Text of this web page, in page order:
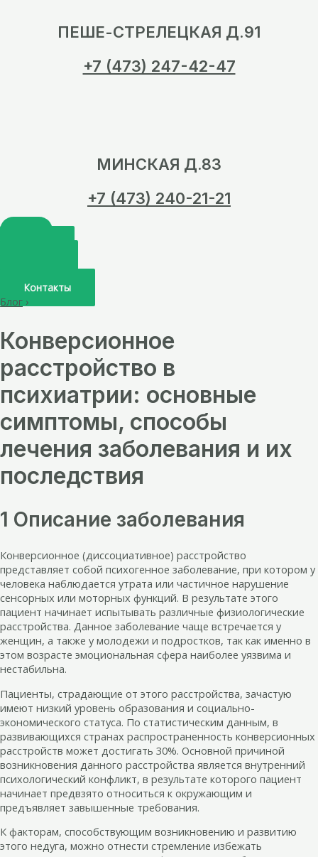
ПЕШЕ-СТРЕЛЕЦКАЯ Д.91
+7 (473) 247-42-47
МИНСКАЯ Д.83
+7 (473) 240-21-21
Контакты
Блог ›
Конверсионное
расстройство в
психиатрии: основные
симптомы, способы
лечения заболевания и их
последствия
1 Описание заболевания
Конверсионное (диссоциативное) расстройство
представляет собой психогенное заболевание, при котором у
человека наблюдается утрата или частичное нарушение
сенсорных или моторных функций. В результате этого
пациент начинает испытывать различные физиологические
расстройства. Данное заболевание чаще встречается у
женщин, а также у молодежи и подростков, так как именно в
этом возрасте эмоциональная сфера наиболее уязвима и
нестабильна.
Пациенты, страдающие от этого расстройства, зачастую
имеют низкий уровень образования и социально-
экономического статуса. По статистическим данным, в
развивающихся странах распространенность конверсионных
расстройств может достигать 30%. Основной причиной
возникновения данного расстройства является внутренний
психологический конфликт, в результате которого пациент
начинает предвзято относиться к окружающим и
предъявляет завышенные требования.
К факторам, способствующим возникновению и развитию
этого недуга, можно отнести стремление избежать